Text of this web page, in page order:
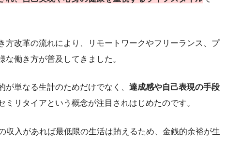
方改革の流れにより、リモートワークやフリーランス、プ
働き方が普及してきました。
単なる生計のためだけでなく、 達成感や自己表現の手段
ミリタイアという概念が注目されはじめたのです。
収入があれば最低限の生活は賄えるため、金銭的余裕が生